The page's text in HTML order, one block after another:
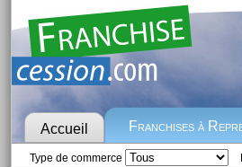
Accueil Franchises à
Type de commerce